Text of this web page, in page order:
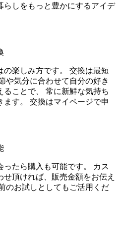
らしをもっと豊かにするアイデ
楽しみ方です。 交換は最短
や気分に合わせて自分の好き
ことで、 常に新鮮な気持ち
す。 交換はマイページで申
たら購入も可能です。 カス
頂ければ、販売金額をお伝え
のお試しとしてもご活用くだ